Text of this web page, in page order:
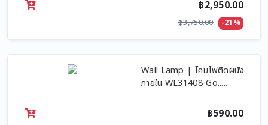
฿2,950.00
฿3,750.00 -21%
Wall Lamp | โคมไฟติดผนัง
ภายใน WL31408-Go.....
฿590.00